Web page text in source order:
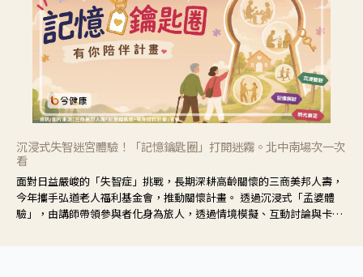
沉浸式失智迷宮體驗！「記憶鑰匙圈」打開迷霧。北中南場次一次
看
面對日益嚴峻的「失智症」挑戰，長期深耕高齡關懷的三商美邦人壽，
今年攜手弘道老人福利基金會，推動關懷計畫。 透過沉浸式「孟婆體
驗」，由講師帶領參與者化身為旅人，透過情境模擬、互動討論與卡牌